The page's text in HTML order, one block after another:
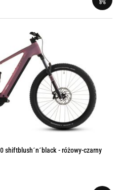
shiftblush´n´black - różowy-czarny